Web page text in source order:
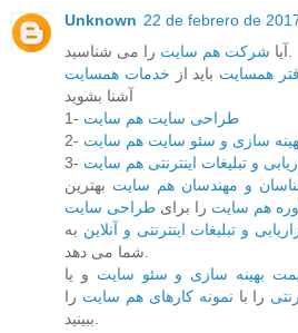
Unknown 22 de febrero de
آیا شرکت هم سایت
همسایت باید از خدمات همسایت
آشنا بشوید
1- طراحی سایت هم سایت
2- سازی و سئو سایت هم سایت
3- و تبلیغات اینترنتی هم سایت
و مهندسان هم سایت بهترین
هم سایت را برای طراحی سایت
و تبلیغات اینترنتی و آنلاین به
بهینه سازی و سئو سایت و یا
را با نمونه کارهای هم سایت را